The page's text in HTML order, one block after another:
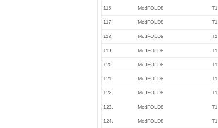
116. ModFOLD8
117. ModFOLD8
118. ModFOLD8
119. ModFOLD8
120. ModFOLD8
121. ModFOLD8
122. ModFOLD8
123. ModFOLD8
124. ModFOLD8